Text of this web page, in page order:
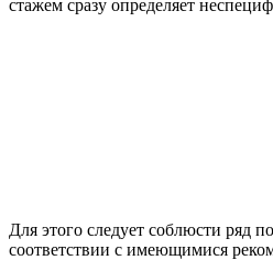
стажем сразу определяет
Для этого следует соблюсти ряд
соответствии с имеющимися